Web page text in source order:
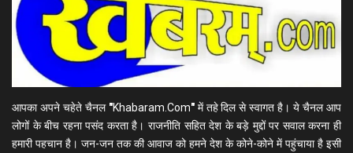
आपका अपने चहेते चैनल "Khabaram.Com"में तहे दिल से स्वागत है। ये चैनल आप
लोगों के बीच रहना पसंद करता है। राजनीति सहित देश के बड़े मुद्दों पर सवाल करना ही
हमारी पहचान है। जन-जन तक की आवाज को हमने देश के कोने-कोने में पहुंचाया है इसी